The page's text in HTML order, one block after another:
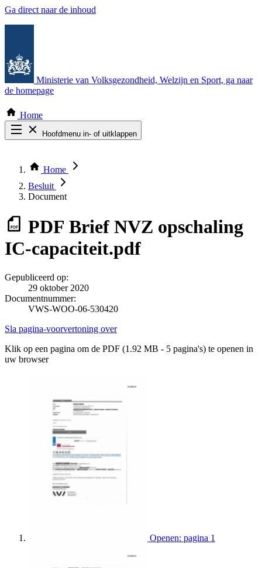
Ga direct naar de inhoud
Ministerie van Volksgezondheid, Welzijn en Sport, ga naar
de homepage
Home
Hoofdmenu in- of uitklappen
Thema COVID-19
Bekijk per bestuursorgaan
Home
Besluit
Document
PDF Brief NVZ opschaling
IC-capaciteit.pdf
Gepubliceerd op:
29 oktober 2020
Documentnummer:
VWS-WOO-06-530420
Sla pagina-voorvertoning over
Klik op een pagina om de PDF (1.92 MB - 5 pagina's) te openen in
uw browser
Openen: pagina 1